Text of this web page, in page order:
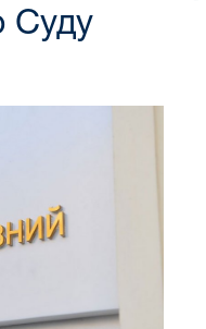
Суду